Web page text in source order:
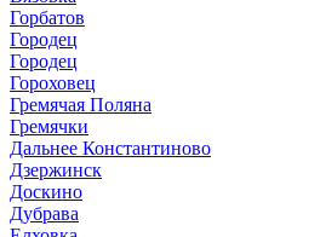
Горбатов
Городец
Городец
Гороховец
Гремячая Поляна
Гремячки
Дальнее Константиново
Дзержинск
Доскино
Дубрава